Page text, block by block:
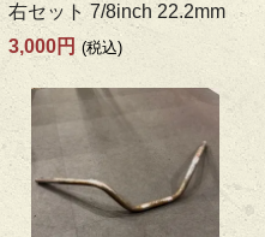
右セット 7/8inch 22.2mm
3,000円 (税込)